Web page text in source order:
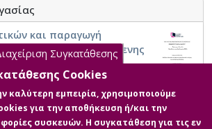
και παραγωγή
εκτίμηση της υφιστάμενης
Συγκατάθεσης
Cookies
καλύτερη εμπειρία, χρησιμοποιούμε
για την αποθήκευση ή/και την
συσκευών. Η συγκατάθεση για τις εν